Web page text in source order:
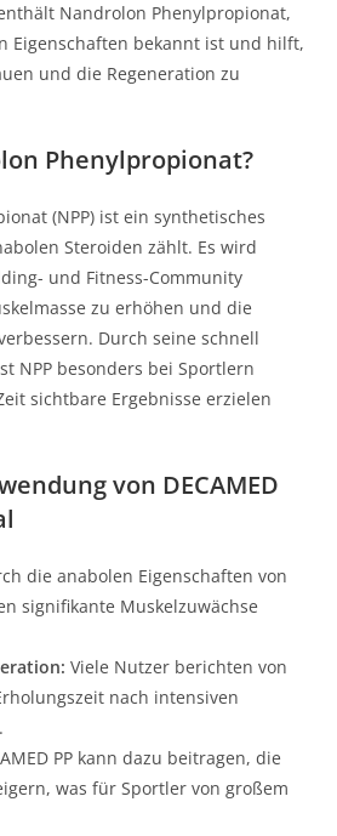
Nandrolon Phenylpropionat,
Eigenschaften bekannt ist und hilft,
und die Regeneration zu
Phenylpropionat?
(NPP) ist ein synthetisches
Steroiden zählt. Es wird
und Fitness-Community
zu erhöhen und die
Durch seine schnell
NPP besonders bei Sportlern
sichtbare Ergebnisse erzielen
von DECAMED
die anabolen Eigenschaften von
signifikante Muskelzuwächse
Viele Nutzer berichten von
nach intensiven
PP kann dazu beitragen, die
was für Sportler von großem